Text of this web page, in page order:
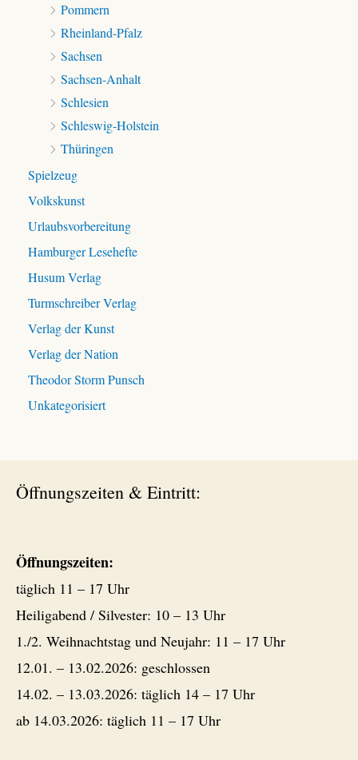
Pommern
Rheinland-Pfalz
Sachsen
Sachsen-Anhalt
Schlesien
Schleswig-Holstein
Thüringen
Spielzeug
Volkskunst
Urlaubsvorbereitung
Hamburger Lesehefte
Husum Verlag
Turmschreiber Verlag
Verlag der Kunst
Verlag der Nation
Theodor Storm Punsch
Unkategorisiert
Öffnungszeiten & Eintritt:
Öffnungszeiten:
täglich 11 – 17 Uhr
Heiligabend / Silvester: 10 – 13 Uhr
1./2. Weihnachtstag und Neujahr: 11 – 17 Uhr
12.01. – 13.02.2026: geschlossen
14.02. – 13.03.2026: täglich 14 – 17 Uhr
ab 14.03.2026: täglich 11 – 17 Uhr